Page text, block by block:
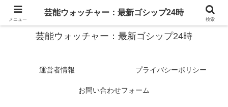
スターたちの裏側を徹底追跡！話題のゴシップがここに集結
芸能ウォッチャー：最新ゴシップ24時
運営者情報 プライバシーポリシー
お問い合わせフォーム
メニュー
芸能ウォッチャー：最新ゴシップ24時
検索